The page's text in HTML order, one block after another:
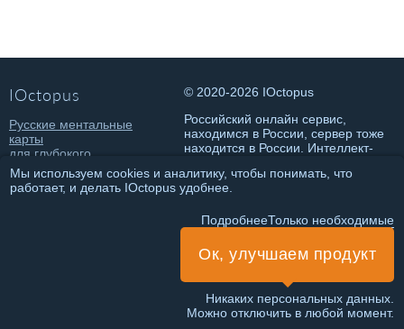
IOctopus
Русские ментальные
карты
для глубокого
погружения в состояние
потока и достижения
классных результатов.
© 2020-2026 IOctopus
Российский онлайн сервис,
находимся в России, сервер тоже
находится в России. Интеллект-
Правила использования
ИП Чеботарева Т.О.
Мы используем cookies и аналитику, чтобы понимать, что
работает, и делать IOctopus удобнее.
ПодробнееТолько необходимые
Ок, улучшаем продукт
Никаких персональных данных.
Можно отключить в любой момент.